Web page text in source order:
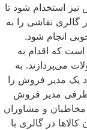
استخدام شود تا
گالری نقاشی را به
انجام شود.
که اقدام به
می‌پردازند. به
یک مدیر فروش را
طرفی مدیر فروش
مخاطبان و مشاوران
در گالری با